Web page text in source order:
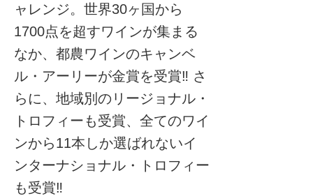
ャレンジ。世界30ヶ国から
1700点を超すワインが集まる
なか、都農ワインのキャンベ
ル・アーリーが金賞を受賞‼ さ
らに、地域別のリージョナル・
トロフィーも受賞、全てのワイ
ンから11本しか選ばれないイ
ンターナショナル・トロフィー
も受賞‼